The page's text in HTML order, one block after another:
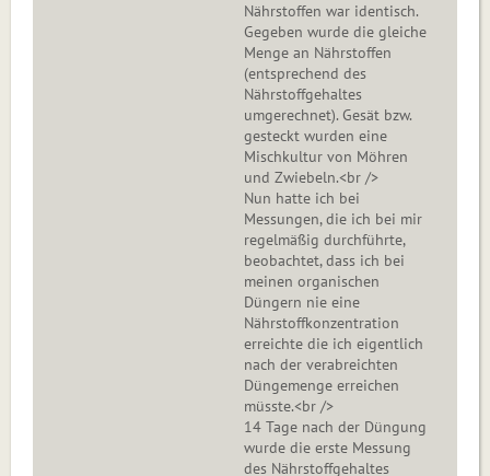
Nährstoffen war identisch.
Gegeben wurde die gleiche
Menge an Nährstoffen
(entsprechend des
Nährstoffgehaltes
umgerechnet). Gesät bzw.
gesteckt wurden eine
Mischkultur von Möhren
und Zwiebeln.<br />
Nun hatte ich bei
Messungen, die ich bei mir
regelmäßig durchführte,
beobachtet, dass ich bei
meinen organischen
Düngern nie eine
Nährstoffkonzentration
erreichte die ich eigentlich
nach der verabreichten
Düngemenge erreichen
müsste.<br />
14 Tage nach der Düngung
wurde die erste Messung
des Nährstoffgehaltes